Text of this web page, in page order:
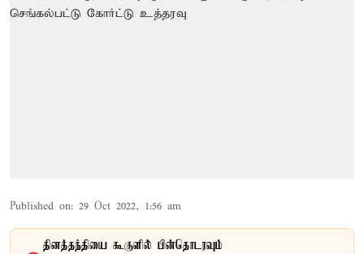
Published on: 29 Oct 2022, 1:56 am
தினத்தந்தியை கூகுளில் பின்தொடரவும்